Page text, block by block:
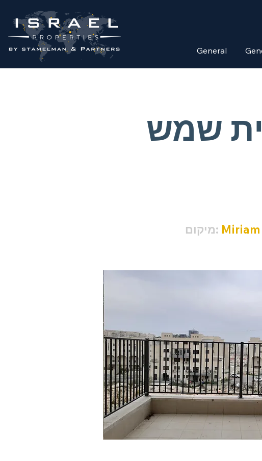
General
שמש
מיקום: